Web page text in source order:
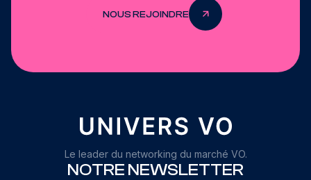
NOUS REJOINDRE
Le leader du networking du marché VO.
NOTRE NEWSLETTER